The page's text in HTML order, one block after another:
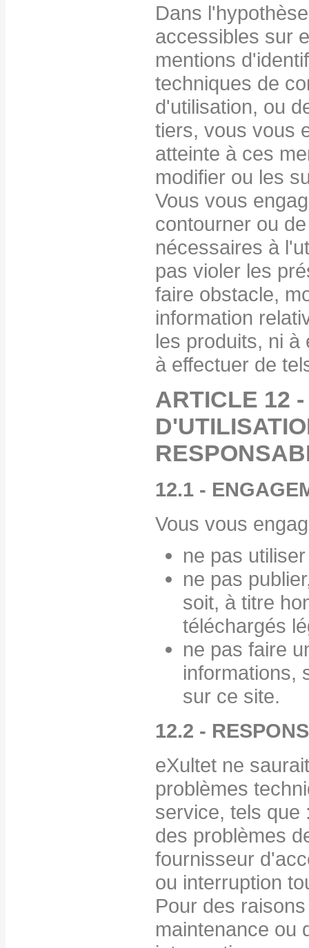
Dans
accessibles sur
mentions
techniques de
d'utilisation, ou
tiers, vous vous
atteinte à ces
modifier ou les
Vous vous
contourner ou
nécessaires à
pas violer les
faire obstacle,
information
les produits, ni à
à effectuer de
ARTICLE 12
12.1 -
Vous vous
ne pas
ne pas
soit, à titre
téléchargés
ne pas faire
informations,
sur ce site.
12.2 -
eXultet ne
problèmes
service, tels que
des problèmes
fournisseur
ou interruption
Pour des
maintenance ou